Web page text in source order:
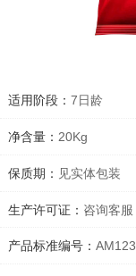
适用阶段： 7日龄
净含量： 20Kg
保质期： 见实体包装
生产许可证： 咨询客服
产品标准编号： AM123